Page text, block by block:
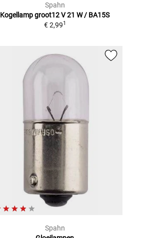
Spahn
Kogellamp groot12 V 21 W / BA15S
€ 2,991
Spahn